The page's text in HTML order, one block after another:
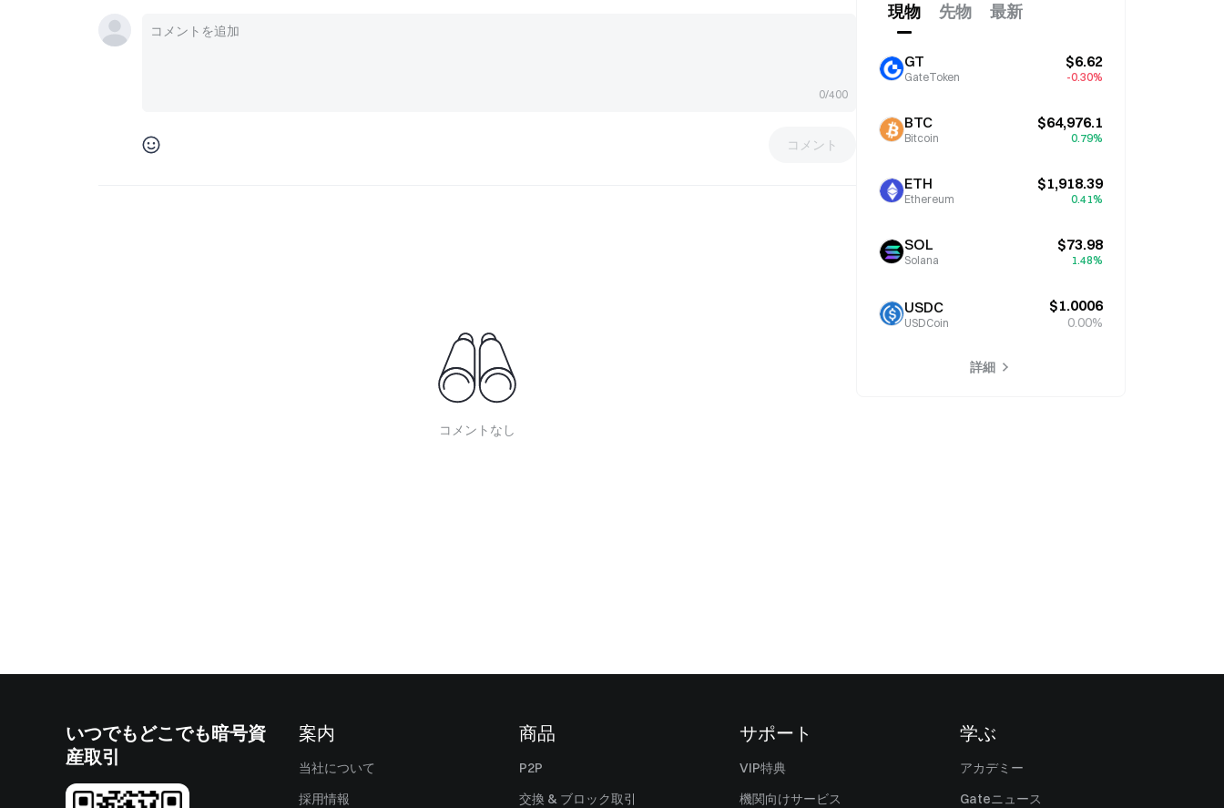
0/400
コメント
コメントなし
現物 先物 最新
GT
GateToken
$6.62
-0.30%
BTC
Bitcoin
$64,976.1
0.79%
ETH
Ethereum
$1,918.39
0.41%
SOL
Solana
$73.98
1.48%
USDC
USDCoin
$1.0006
0.00%
詳細
いつでもどこでも暗号資
産取引
案内
当社について
採用情報
商品
P2P
交換 & ブロック取引
サポート
VIP特典
機関向けサービス
学ぶ
アカデミー
Gateニュース